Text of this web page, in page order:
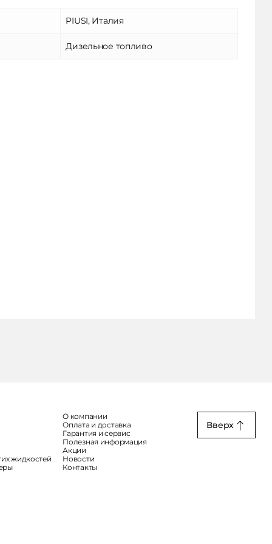
PIUSI, Италия
Дизельное топливо
жидкостей
О компании
Оплата и доставка
Гарантия и сервис
Полезная информация
Акции
Новости
Контакты
Вверх